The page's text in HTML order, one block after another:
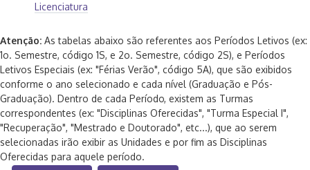
Licenciatura
Atenção: As tabelas abaixo são referentes aos Períodos Letivos (ex:
1o. Semestre, código 1S, e 2o. Semestre, código 2S), e Períodos
Letivos Especiais (ex: "Férias Verão", código 5A), que são exibidos
conforme o ano selecionado e cada nível (Graduação e Pós-
Graduação). Dentro de cada Período, existem as Turmas
correspondentes (ex: "Disciplinas Oferecidas", "Turma Especial I",
"Recuperação", "Mestrado e Doutorado", etc...), que ao serem
selecionadas irão exibir as Unidades e por fim as Disciplinas
Oferecidas para aquele período.